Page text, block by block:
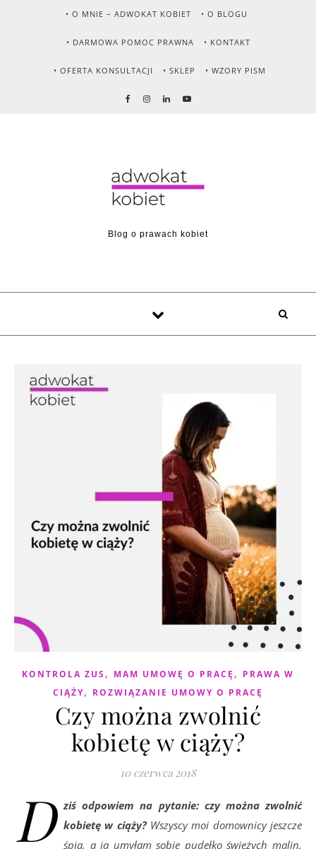
• O MNIE – ADWOKAT KOBIET • O BLOGU
• DARMOWA POMOC PRAWNA • KONTAKT
• OFERTA KONSULTACJI • SKLEP • WZORY PISM
Blog o prawach kobiet
KONTROLA ZUS, MAM UMOWĘ O PRACĘ , PRAWA W
CIĄŻY, ROZWIĄZANIE UMOWY O PRACĘ
Czy można zwolnić
kobietę w ciąży?
10 czerwca 2018
D ziś odpowiem na pytanie: czy można zwolnić
kobietę w ciąży? Wszyscy moi domownicy jeszcze
śpią, a ja umyłam sobie pudełko świeżych malin,